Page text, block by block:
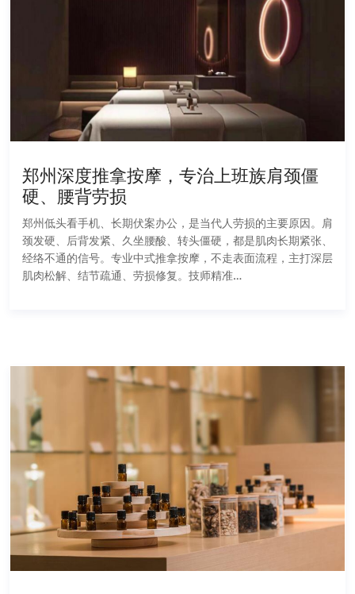
郑州深度推拿按摩，专治上班族肩颈僵
硬、腰背劳损
郑州低头看手机、长期伏案办公，是当代人劳损的主要原因。肩
颈发硬、后背发紧、久坐腰酸、转头僵硬，都是肌肉长期紧张、
经络不通的信号。专业中式推拿按摩，不走表面流程，主打深层
肌肉松解、结节疏通、劳损修复。技师精准…